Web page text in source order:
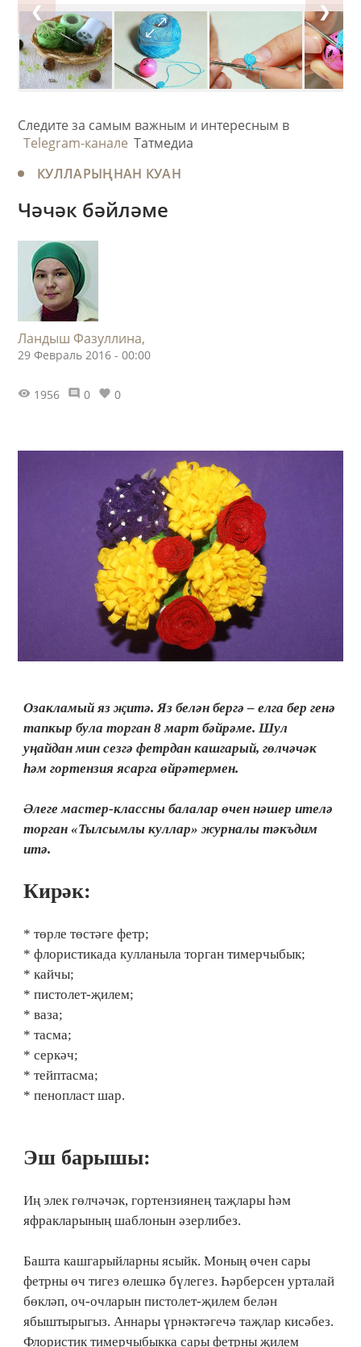
❮ ❯
Следите за самым важным и интересным в
Telegram-канале Татмедиа
КУЛЛАРЫҢНАН КУАН
Чәчәк бәйләме
Ландыш Фазуллина,
29 Февраль 2016 - 00:00
1956 0 0
Озакламый яз җитә. Яз белән бергә – елга бер генә
тапкыр була торган 8 март бәйрәме. Шул
уңайдан мин сезгә фетрдан кашгарый, гөлчәчәк
һәм гортензия ясарга өйрәтермен.
Әлеге мастер-классны балалар өчен нәшер ителә
торган «Тылсымлы куллар» журналы тәкъдим
итә.
Кирәк:
* төрле төстәге фетр;
* флористикада кулланыла торган тимерчыбык;
* кайчы;
* пистолет-җилем;
* ваза;
* тасма;
* cеркәч;
* тейптасма;
* пенопласт шар.
Эш барышы:
Иң элек гөлчәчәк, гортензиянең таҗлары һәм
яфракларының шаблонын әзерлибез.
Башта кашгарыйларны ясыйк. Моның өчен сары
фетрны өч тигез өлешкә бүлегез. Һәрберсен урталай
бөкләп, оч-очларын пистолет-җилем белән
ябыштырыгыз. Аннары үрнәктәгечә таҗлар кисәбез.
Флористик тимерчыбыкка сары фетрны җилем